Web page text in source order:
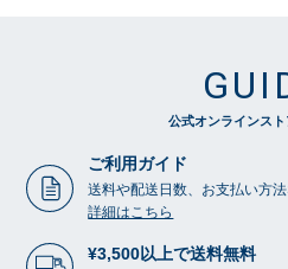
公式オンラインス
ご利用ガイド
送料や配送日数、お支払い方
詳細はこちら
¥3,500以上で送料無料